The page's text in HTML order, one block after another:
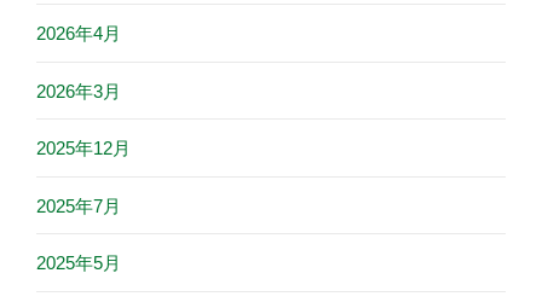
2026年4月
2026年3月
2025年12月
2025年7月
2025年5月